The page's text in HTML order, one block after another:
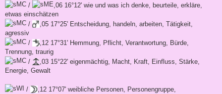
/
,06 16°12' wie und was ich denke, beurteile, erkläre,
etwas einschätzen
/
,05 17°25' Entscheidung, handeln, arbeiten, Tätigkeit,
agressiv
/
,12 17°31' Hemmung, Pflicht, Verantwortung, Bürde,
Trennung, traurig
/
,03 15°22' eigenmächtig, Macht, Kraft, Einfluss, Stärke,
Energie, Gewalt
/
,12 17°07' weibliche Personen, Personengruppe,